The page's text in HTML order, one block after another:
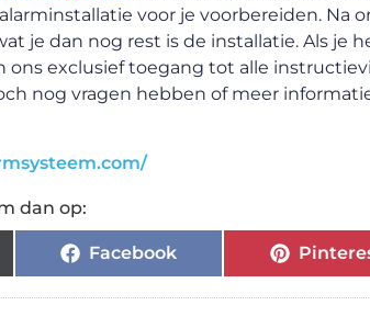
voor je voorbereiden.
je dan nog rest is de installatie. Als je
ons exclusief toegang tot alle
nog vragen hebben of meer
dan op:
Facebook